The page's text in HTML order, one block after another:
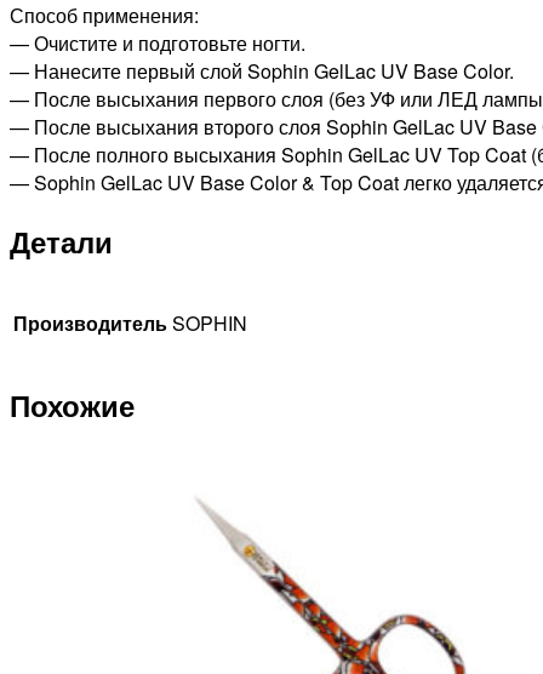
Способ применения:
— Очистите и подготовьте ногти.
— Нанесите первый слой Sophin GelLac UV Base Color.
— После высыхания первого слоя (без УФ или ЛЕД лампы,
— После высыхания второго слоя Sophin GelLac UV Base
— После полного высыхания Sophin GelLac UV Top Coat
— Sophin GelLac UV Base Color & Top Coat легко
Детали
ПроизводительSOPHIN
Похожие